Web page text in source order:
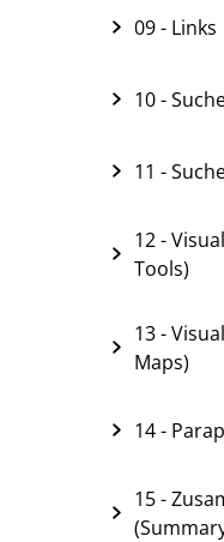
09 - Links
10 -
11 -
12 -
Tools)
13 -
Maps)
14 -
15 -